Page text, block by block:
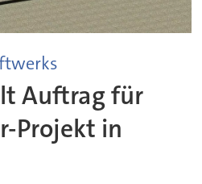
Auftrag für
Projekt in